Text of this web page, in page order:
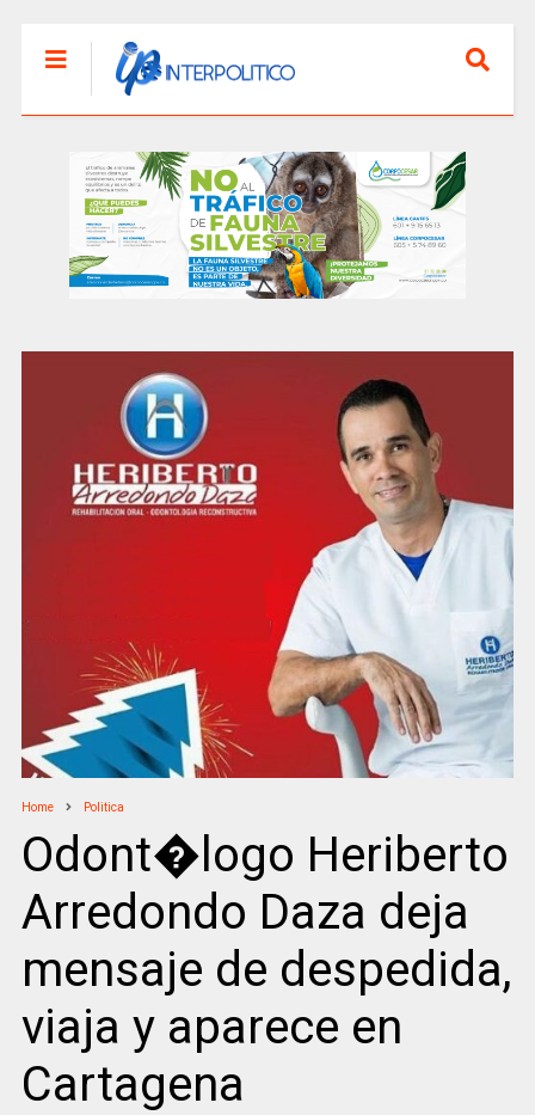
Home Politica
Odont�logo Heriberto
Arredondo Daza deja
mensaje de despedida,
viaja y aparece en
Cartagena